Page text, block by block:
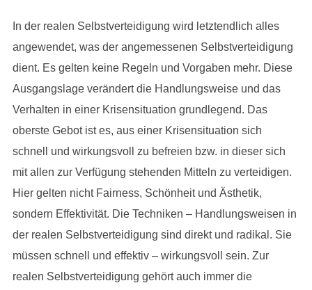
In der realen Selbstverteidigung wird letztendlich alles
angewendet, was der angemessenen Selbstverteidigung
dient. Es gelten keine Regeln und Vorgaben mehr. Diese
Ausgangslage verändert die Handlungsweise und das
Verhalten in einer Krisensituation grundlegend. Das
oberste Gebot ist es, aus einer Krisensituation sich
schnell und wirkungsvoll zu befreien bzw. in dieser sich
mit allen zur Verfügung stehenden Mitteln zu verteidigen.
Hier gelten nicht Fairness, Schönheit und Ästhetik,
sondern Effektivität. Die Techniken – Handlungsweisen in
der realen Selbstverteidigung sind direkt und radikal. Sie
müssen schnell und effektiv – wirkungsvoll sein. Zur
realen Selbstverteidigung gehört auch immer die